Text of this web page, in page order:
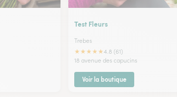
Test Fleurs
Trebes
★★★★★4.8 (61)
18 avenue des capucins
Voir la boutique